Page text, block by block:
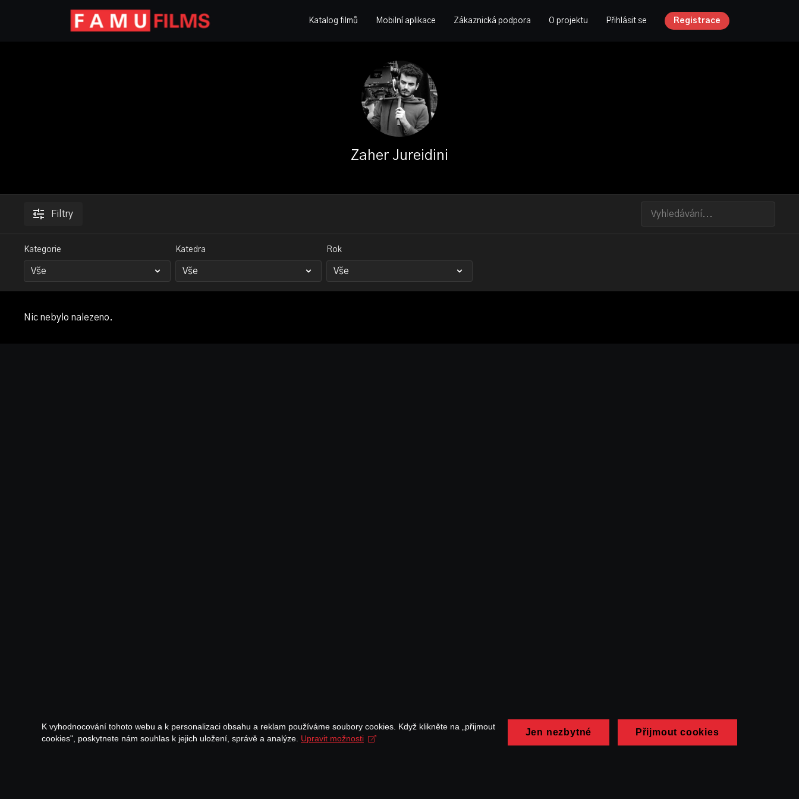
Katalog filmů Mobilní aplikace Zákaznická podpora O projektu Přihlásit se Registrace
Zaher Jureidini
Filtry
Kategorie Katedra Rok
Nic nebylo nalezeno.
K vyhodnocování tohoto webu a k personalizaci obsahu a reklam používáme soubory cookies. Když klikněte na „přijmout
cookies", poskytnete nám souhlas k jejich uložení, správě a analýze. Upravit možnosti
Jen nezbytné Přijmout cookies